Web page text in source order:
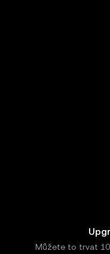
Můžete to trvat